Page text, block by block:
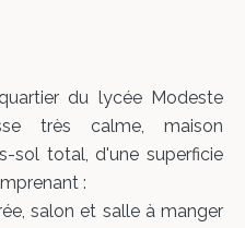
du lycée Modeste
très calme, maison
sol total, d'une superficie
:
salon et salle à manger